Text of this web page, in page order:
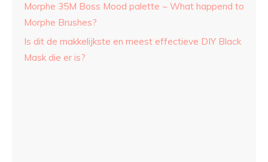
Morphe 35M Boss Mood palette ~ What happend to
Morphe Brushes?
Is dit de makkelijkste en meest effectieve DIY Black
Mask die er is?